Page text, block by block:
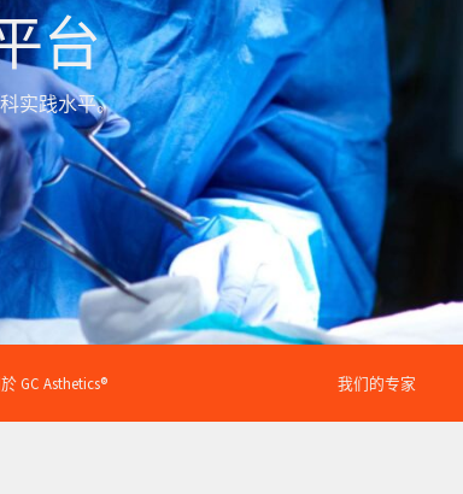
台
实践水平。
GC Asthetics® 我们的专家